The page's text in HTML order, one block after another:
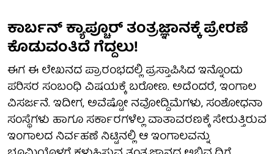
ಕಾರ್ಬನ್ ಕ್ಯಾಪ್ಚೂರ್ ತಂತ್ರಜ್ಞಾನಕ್ಕೆ ಪ್ರೇರಣೆ
ಕೊಡುವಂತಿದೆ ಗೆದ್ದಲು!
ಈಗ ಈ ಲೇಖನದ ಪ್ರಾರಂಭದಲ್ಲಿ ಪ್ರಸ್ತಾಪಿಸಿದ ಇನ್ನೊಂದು
ಪರಿಸರ ಸಂಬಂಧಿ ವಿಷಯಕ್ಕೆ ಬರೋಣ. ಅದೆಂದರೆ, ಇಂಗಾಲ
ವಿಸರ್ಜನೆ. ಇದೀಗ, ಅವೆಷ್ಟೋ ನವೋದ್ದಿಮೆಗಳು, ಸಂಶೋಧನಾ
ಸಂಸ್ಥೆಗಳು ಹಾಗೂ ಸರ್ಕಾರಗಳೆಲ್ಲ ವಾತಾವರಣಕ್ಕೆ ಸೇರುತ್ತಿರುವ
ಇಂಗಾಲದ ನಿರ್ವಹಣೆ ನಿಟ್ಟಿನಲ್ಲಿ ಆ ಇಂಗಾಲವನ್ನು